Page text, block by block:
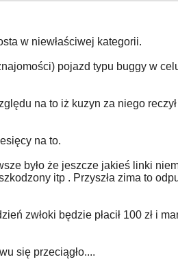
w niewłaściwej kategorii.
pojazd typu buggy w
na to iż kuzyn za niego reczył
na to.
było że jeszcze jakieś linki
itp . Przyszła zima to
zwłoki będzie płacił 100 zł i
się przeciągło....